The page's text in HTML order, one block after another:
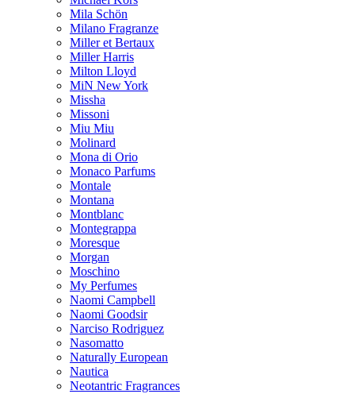
Mila Schön
Milano Fragranze
Miller et Bertaux
Miller Harris
Milton Lloyd
MiN New York
Missha
Missoni
Miu Miu
Molinard
Mona di Orio
Monaco Parfums
Montale
Montana
Montblanc
Montegrappa
Moresque
Morgan
Moschino
My Perfumes
Naomi Campbell
Naomi Goodsir
Narciso Rodriguez
Nasomatto
Naturally European
Nautica
Neotantric Fragrances